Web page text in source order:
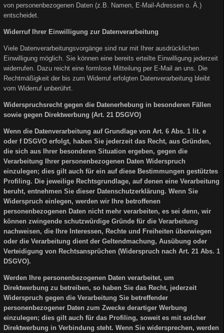
von personenbezogenen Daten (z.B. Namen, E-Mail-Adressen o. Ä.)
entscheidet.
Widerruf Ihrer Einwilligung zur Datenverarbeitung
Viele Datenverarbeitungsvorgänge sind nur mit Ihrer ausdrücklichen
Einwilligung möglich. Sie können eine bereits erteilte Einwilligung jederzeit
widerrufen. Dazu reicht eine formlose Mitteilung per E-Mail an uns. Die
Rechtmäßigkeit der bis zum Widerruf erfolgten Datenverarbeitung bleibt
vom Widerruf unberührt.
Widerspruchsrecht gegen die Datenerhebung in besonderen Fällen
sowie gegen Direktwerbung (Art. 21 DSGVO)
Wenn die Datenverarbeitung auf Grundlage von Art. 6 Abs. 1 lit. e
oder f DSGVO erfolgt, haben Sie jederzeit das Recht, aus Gründen,
die sich aus Ihrer besonderen Situation ergeben, gegen die
Verarbeitung Ihrer personenbezogenen Daten Widerspruch
einzulegen; dies gilt auch für ein auf diese Bestimmungen gestütztes
Profiling. Die jeweilige Rechtsgrundlage, auf denen eine Verarbeitung
beruht, entnehmen Sie dieser Datenschutzerklärung. Wenn Sie
Widerspruch einlegen, werden wir Ihre betroffenen
personenbezogenen Daten nicht mehr verarbeiten, es sei denn, wir
können zwingende schutzwürdige Gründe für die Verarbeitung
nachweisen, die Ihre Interessen, Rechte und Freiheiten überwiegen
oder die Verarbeitung dient der Geltendmachung, Ausübung oder
Verteidigung von Rechtsansprüchen (Widerspruch nach Art. 21 Abs. 1
DSGVO).
Werden Ihre personenbezogenen Daten verarbeitet, um
Direktwerbung zu betreiben, so haben Sie das Recht, jederzeit
Widerspruch gegen die Verarbeitung Sie betreffender
personenbezogener Daten zum Zwecke derartiger Werbung
einzulegen; dies gilt auch für das Profiling, soweit es mit solcher
Direktwerbung in Verbindung steht. Wenn Sie widersprechen, werden